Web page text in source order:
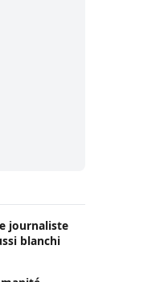
journaliste
blanchi